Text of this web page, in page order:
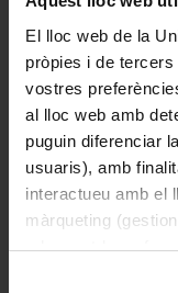
El lloc web de la
pròpies i de
vostres
al lloc web amb
puguin diferenciar
usuaris), amb
interactueu amb el
màrqueting
adequant-la en
Becas y ayudas
Calendario
Evaluación
Horarios de clase